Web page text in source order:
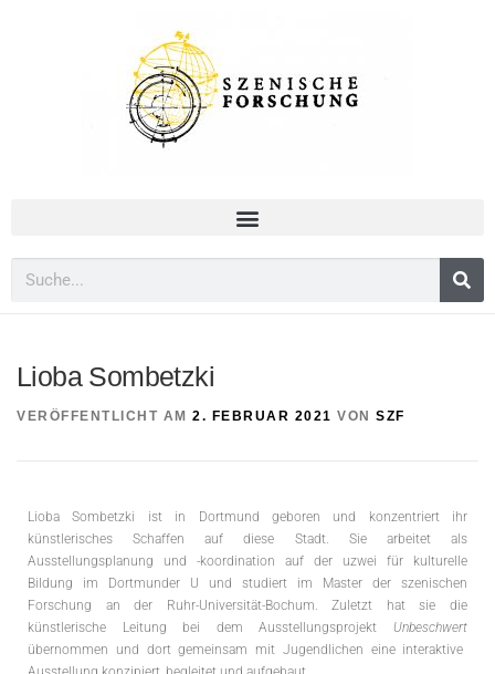
Lioba Sombetzki
VERÖFFENTLICHT AM 2. FEBRUAR 2021 VON SZF
Lioba Sombetzki ist in Dortmund geboren und konzentriert ihr
künstlerisches Schaffen auf diese Stadt. Sie arbeitet als
Ausstellungsplanung und -koordination auf der uzwei für kulturelle
Bildung im Dortmunder U und studiert im Master der szenischen
Forschung an der Ruhr-Universität-Bochum. Zuletzt hat sie die
künstlerische Leitung bei dem Ausstellungsprojekt Unbeschwert
übernommen und dort gemeinsam mit Jugendlichen eine interaktive